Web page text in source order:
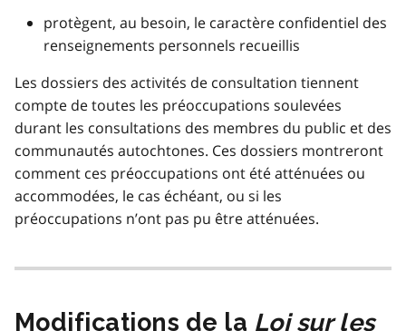
protègent, au besoin, le caractère confidentiel des
renseignements personnels recueillis
Les dossiers des activités de consultation tiennent
compte de toutes les préoccupations soulevées
durant les consultations des membres du public et des
communautés autochtones. Ces dossiers montreront
comment ces préoccupations ont été atténuées ou
accommodées, le cas échéant, ou si les
préoccupations n’ont pas pu être atténuées.
Modifications de la Loi sur les